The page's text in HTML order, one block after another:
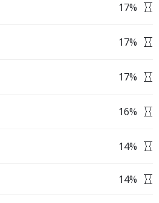
17%
17%
17%
16%
14%
14%